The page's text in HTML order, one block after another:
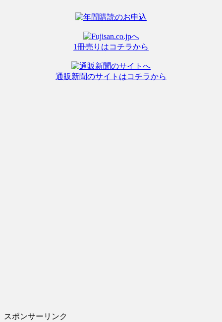
1冊売りはコチラから
通販新聞のサイトはコチラから
スポンサーリンク